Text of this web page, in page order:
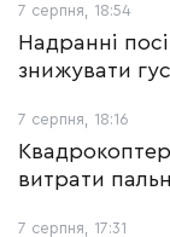
7 серпня, 18:54
Надранні
знижувати
7 серпня, 18:16
витрати
7 серпня, 17:31